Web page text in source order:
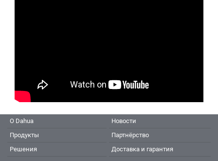
О Dahua
Продукты
Решения
Новости
Партнёрство
Доставка и гарантия